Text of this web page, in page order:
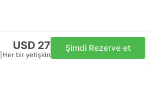
USD 27
Her bir yetişkin
Şimdi Rezerve et